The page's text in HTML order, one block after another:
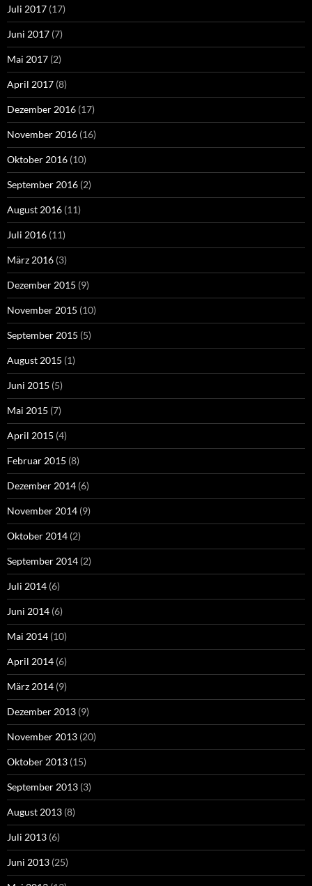
Juli 2017 (17)
Juni 2017 (7)
Mai 2017 (2)
April 2017 (8)
Dezember 2016 (17)
November 2016 (16)
Oktober 2016 (10)
September 2016 (2)
August 2016 (11)
Juli 2016 (11)
März 2016 (3)
Dezember 2015 (9)
November 2015 (10)
September 2015 (5)
August 2015 (1)
Juni 2015 (5)
Mai 2015 (7)
April 2015 (4)
Februar 2015 (8)
Dezember 2014 (6)
November 2014 (9)
Oktober 2014 (2)
September 2014 (2)
Juli 2014 (6)
Juni 2014 (6)
Mai 2014 (10)
April 2014 (6)
März 2014 (9)
Dezember 2013 (9)
November 2013 (20)
Oktober 2013 (15)
September 2013 (3)
August 2013 (8)
Juli 2013 (6)
Juni 2013 (25)